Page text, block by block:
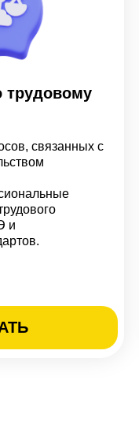
связанных с
и
трудовому